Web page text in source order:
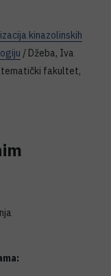
kinazolinskih
/ Džeba, Iva
fakultet,